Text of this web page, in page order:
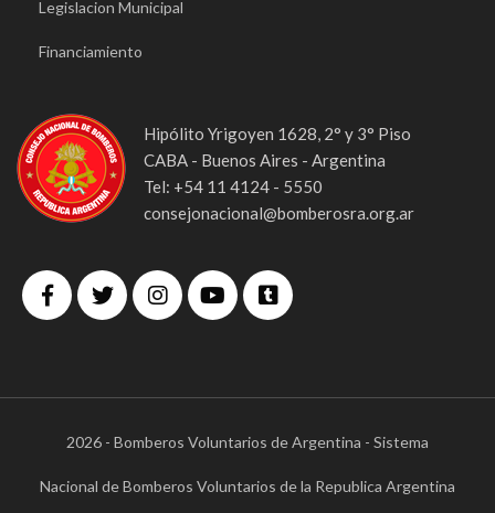
Legislacion Municipal
Financiamiento
Hipólito Yrigoyen 1628, 2° y 3° Piso
CABA - Buenos Aires - Argentina
Tel: +54 11 4124 - 5550
consejonacional@bomberosra.org.ar
2026 - Bomberos Voluntarios de Argentina - Sistema
Nacional de Bomberos Voluntarios de la Republica Argentina